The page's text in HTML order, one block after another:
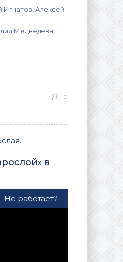
Алексей
Медведева,
0
в
Не работает?